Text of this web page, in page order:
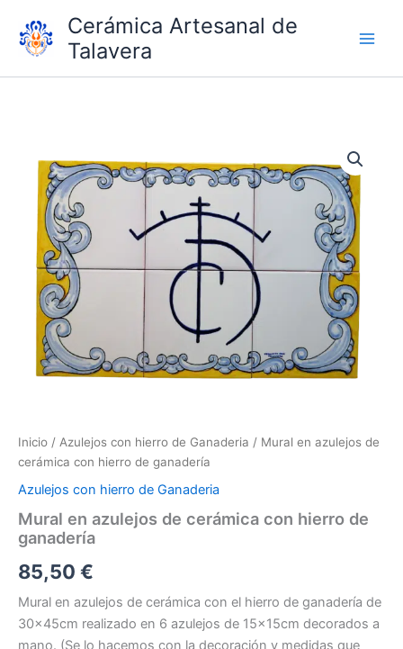
contenido
Cerámica Artesanal de
Talavera
Inicio / Azulejos con hierro de Ganaderia / Mural en azulejos de
cerámica con hierro de ganadería
Azulejos con hierro de Ganaderia
Mural en azulejos de cerámica con hierro de
ganadería
85,50 €
Mural en azulejos de cerámica con el hierro de ganadería de
30x45cm realizado en 6 azulejos de 15x15cm decorados a
mano. (Se lo hacemos con la decoración y medidas que